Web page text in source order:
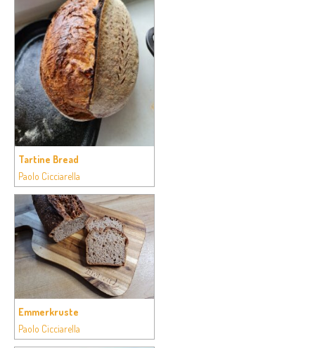
Tartine Bread
Paolo Cicciarella
Emmerkruste
Paolo Cicciarella